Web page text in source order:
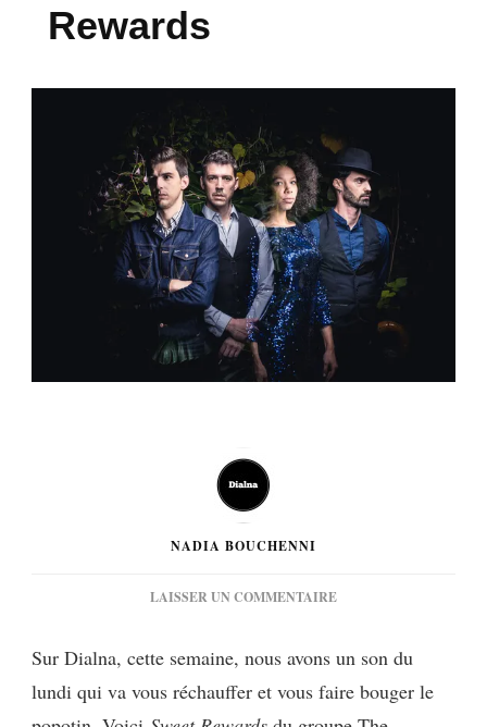
Rewards
NADIA BOUCHENNI
LAISSER UN COMMENTAIRESUR
BUTTSHAKERS
:
Sur Dialna, cette semaine, nous avons un son du
lundi qui va vous réchauffer et vous faire bouger le